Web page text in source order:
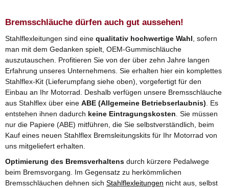
Bremsschläuche dürfen auch gut aussehen!
Stahlflexleitungen sind eine qualitativ hochwertige Wahl , sofern
man mit dem Gedanken spielt, OEM-Gummischläuche
auszutauschen. Profitieren Sie von der über zehn Jahre langen
Erfahrung unseres Unternehmens. Sie erhalten hier ein komplettes
Stahlflex-Kit (Lieferumpfang siehe oben), vorgefertigt für den
Einbau an Ihr Motorrad. Deshalb verfügen unsere Bremsschläuche
aus Stahlflex über eine ABE (Allgemeine Betriebserlaubnis) . Es
entstehen ihnen dadurch keine Eintragungskosten . Sie müssen
nur die Papiere (ABE) mitführen, die Sie selbstverständlich, beim
Kauf eines neuen Stahlflex Bremsleitungskits für Ihr Motorrad von
uns mitgeliefert erhalten.
Optimierung des Bremsverhaltens durch kürzere Pedalwege
beim Bremsvorgang. Im Gegensatz zu herkömmlichen
Bremsschläuchen dehnen sich Stahlflexleitungen nicht aus, selbst